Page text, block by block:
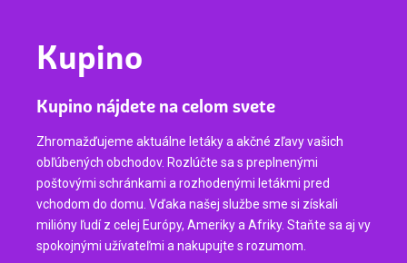
Kupino
Kupino nájdete na celom svete
Zhromažďujeme aktuálne letáky a akčné zľavy vašich
obľúbených obchodov. Rozlúčte sa s preplnenými
poštovými schránkami a rozhodenými letákmi pred
vchodom do domu. Vďaka našej službe sme si získali
milióny ľudí z celej Európy, Ameriky a Afriky. Staňte sa aj vy
spokojnými užívateľmi a nakupujte s rozumom.